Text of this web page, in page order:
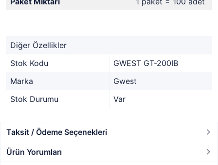
Diğer Özellikler
Stok Kodu
GWEST GT-200IB
Marka
Gwest
Stok Durumu
Var
Taksit / Ödeme Seçenekleri
Ürün Yorumları